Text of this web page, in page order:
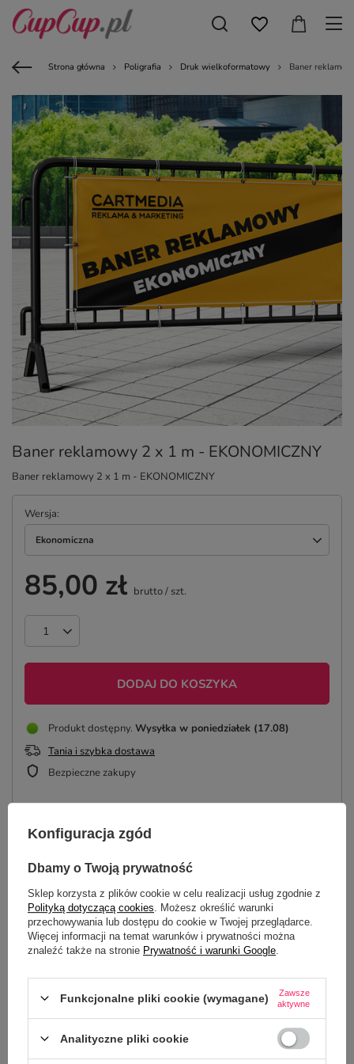
Strona główna Poligrafia Druk wielkoformatowy Baner
Baner reklamowy 2 x 1 m - EKONOMICZNY
Baner reklamowy 2 x 1 m - EKONOMICZNY
Wersja
Ekonomiczna
85,00 zł brutto/ szt.
DODAJ DO KOSZYKA
Produkt dostępny Wysyłka w poniedziałek (17.08)
Tania i szybka dostawa
Bezpieczne zakupy
SZCZEGÓŁOWE DANE
OPINIE (0)
Zadaj pytanie a my odpowiemy
niezwłocznie, najciekawsze pytania i
ZADAJ PYTANIE
Konfiguracja zgód
Dbamy o Twoją prywatność
Sklep korzysta z plików cookie w celu realizacji usług zgodnie z
Polityką dotyczącą cookies . Możesz określić warunki
przechowywania lub dostępu do cookie w Twojej przeglądarce.
Więcej informacji na temat warunków i prywatności można
znaleźć także na stronie Prywatność i warunki Google
Funkcjonalne pliki cookie (wymagane)
Zawsze
aktywne
Analityczne pliki cookie